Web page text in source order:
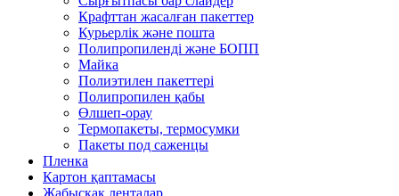
Крафттан жасалған пакеттер
Курьерлік және пошта
Полипропиленді және БОПП
Майка
Полиэтилен пакеттері
Полипропилен қабы
Өлшеп-орау
Термопакеты, термосумки
Пакеты под саженцы
Пленка
Картон қаптамасы
Жабысқақ ленталар